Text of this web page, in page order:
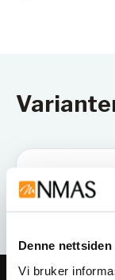
Denne
Vi bruker